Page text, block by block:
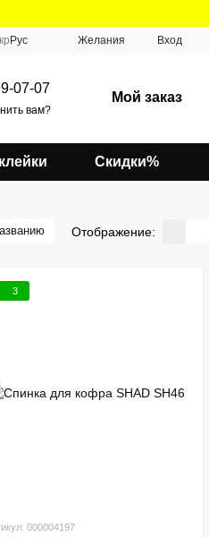
Рус Желания Вход
07-07
вам?
Мой заказ
Скидки%
Отображение:
3
000004197